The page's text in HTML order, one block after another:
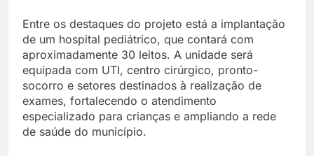
Entre os destaques do projeto está a implantação
de um hospital pediátrico, que contará com
aproximadamente 30 leitos. A unidade será
equipada com UTI, centro cirúrgico, pronto-
socorro e setores destinados à realização de
exames, fortalecendo o atendimento
especializado para crianças e ampliando a rede
de saúde do município.